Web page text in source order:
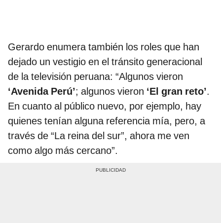
Gerardo enumera también los roles que han
dejado un vestigio en el tránsito generacional
de la televisión peruana: “Algunos vieron
‘Avenida Perú’; algunos vieron ‘El gran reto’.
En cuanto al público nuevo, por ejemplo, hay
quienes tenían alguna referencia mía, pero, a
través de “La reina del sur”, ahora me ven
como algo más cercano”.